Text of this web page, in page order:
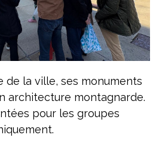
de la ville, ses monuments
architecture montagnarde.
pour les groupes